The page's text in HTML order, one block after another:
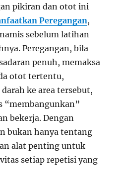
pikiran dan otot ini
Peregangan,
sebelum latihan
Peregangan, bila
penuh, memaksa
otot tertentu,
ke area tersebut,
“membangunkan”
bekerja. Dengan
bukan hanya tentang
alat penting untuk
setiap repetisi yang